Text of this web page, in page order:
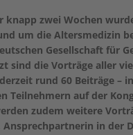
knapp zwei Wochen
um die Altersmedizin
Gesellschaft für
sind die Vorträge aller
rund 60 Beiträge –
Teilnehmern auf der
zudem weitere
Ansprechpartnerin in der